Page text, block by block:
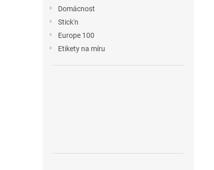
Domácnost
Stick'n
Europe 100
Etikety na míru